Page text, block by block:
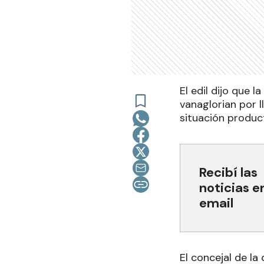
El edil dijo que
vanaglorian por
situación
Recibí las
noticias
email
El concejal de